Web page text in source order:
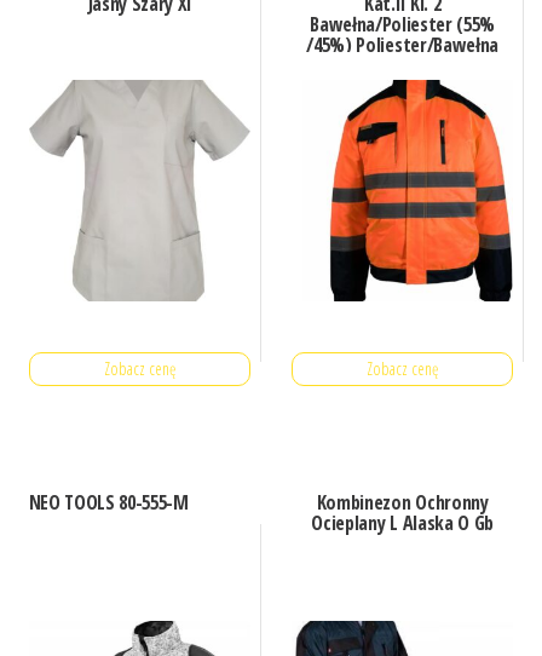
Zobacz cenę
Bawełna/Poliester (55%
/45%) Poliester/Bawełna
Pomarańcz/Granat 59
Zobacz cenę
NEO TOOLS 80-555-M Kombinezon Ochronny
Ocieplany L Alaska O Gb